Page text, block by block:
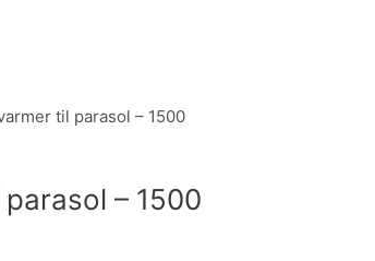
til parasol – 1500
– 1500